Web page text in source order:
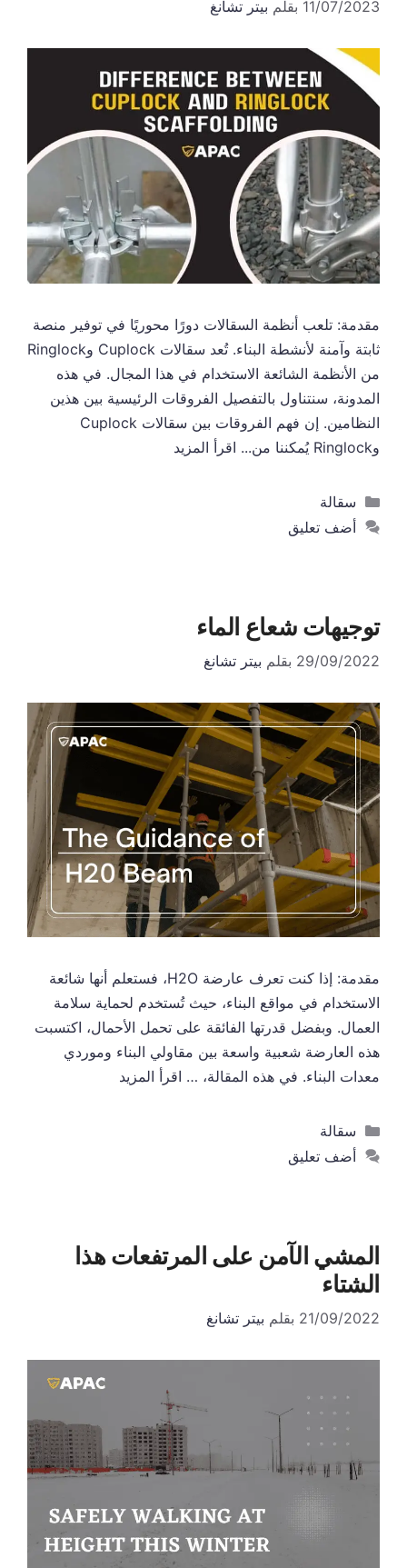
11/07/2023 بقلم بيتر تشانغ
مقدمة: تلعب أنظمة السقالات دورًا محوريًا في توفير منصة
ثابتة وآمنة لأنشطة البناء. تُعد سقالات Cuplock وRinglock
من الأنظمة الشائعة الاستخدام في هذا المجال. في هذه
المدونة، سنتناول بالتفصيل الفروقات الرئيسية بين هذين
النظامين. إن فهم الفروقات بين سقالات Cuplock
وRinglock يُمكننا من...
اقرأ المزيد
التصنيفات
سقالة
أضف تعليق
توجيهات شعاع الماء
29/09/2022 بقلم بيتر تشانغ
مقدمة: إذا كنت تعرف عارضة H2O، فستعلم أنها شائعة
الاستخدام في مواقع البناء، حيث تُستخدم لحماية سلامة
العمال. وبفضل قدرتها الفائقة على تحمل الأحمال، اكتسبت
هذه العارضة شعبية واسعة بين مقاولي البناء وموردي
معدات البناء. في هذه المقالة، … اقرأ المزيد
التصنيفات
سقالة
أضف تعليق
المشي الآمن على المرتفعات هذا
الشتاء
21/09/2022 بقلم بيتر تشانغ